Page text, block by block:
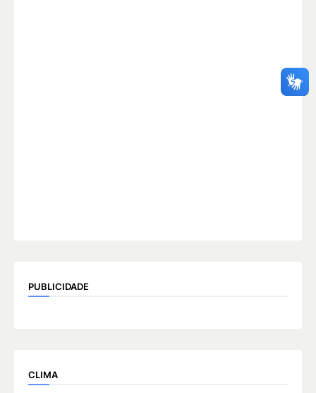
PUBLICIDADE
CLIMA